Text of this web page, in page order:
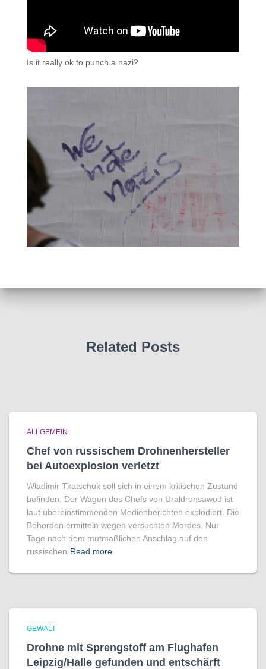
Is it really ok to punch a nazi?
Related Posts
ALLGEMEIN
Chef von russischem Drohnenhersteller
bei Autoexplosion verletzt
Wladimir Tkatschuk soll sich in einem kritischen Zustand
befinden: Der Wagen des Chefs von Uraldronsawod ist
laut übereinstimmenden Medienberichten explodiert. Die
Behörden ermitteln wegen versuchten Mordes. Nur
Tage nach dem mutmaßlichen Anschlag auf den
russischen Read more
GEWALT
Drohne mit Sprengstoff am Flughafen
Leipzig/Halle gefunden und entschärft